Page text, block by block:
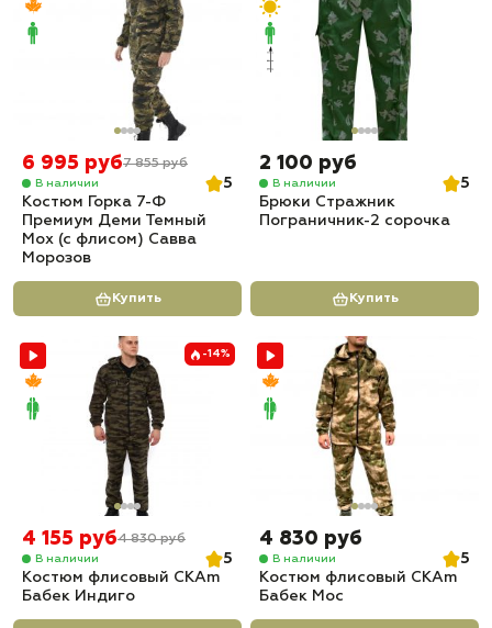
6 995 руб7 855 руб
В наличии
5
Костюм Горка 7-Ф
Премиум Деми Темный
Мох (с флисом) Савва
Морозов
Купить
2 100 руб
В наличии
5
Брюки Стражник
Пограничник-2 сорочка
Купить
-14%
4 155 руб4 830 руб
В наличии
5
Костюм флисовый СКАm
Бабек Индиго
4 830 руб
В наличии
5
Костюм флисовый СКАm
Бабек Мос